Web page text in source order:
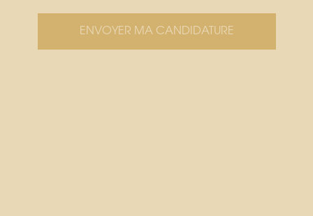
ENVOYER MA CANDIDATURE